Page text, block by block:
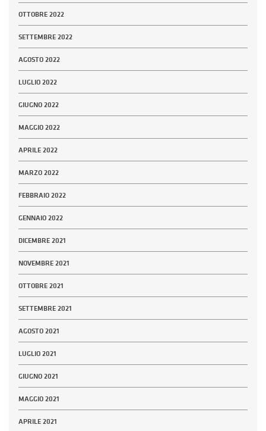
OTTOBRE 2022
SETTEMBRE 2022
AGOSTO 2022
LUGLIO 2022
GIUGNO 2022
MAGGIO 2022
APRILE 2022
MARZO 2022
FEBBRAIO 2022
GENNAIO 2022
DICEMBRE 2021
NOVEMBRE 2021
OTTOBRE 2021
SETTEMBRE 2021
AGOSTO 2021
LUGLIO 2021
GIUGNO 2021
MAGGIO 2021
APRILE 2021